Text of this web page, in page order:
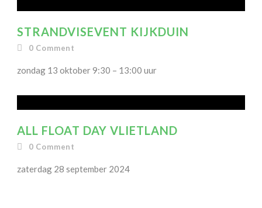
STRANDVISEVENT KIJKDUIN
0 Comment
zondag 13 oktober 9:30 – 13:00 uur
ALL FLOAT DAY VLIETLAND
0 Comment
zaterdag 28 september 2024